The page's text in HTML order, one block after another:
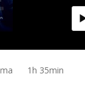
1h 35min